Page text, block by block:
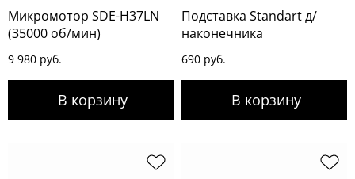
Микромотор SDE-H37LN
(35000 об/мин)
9 980 руб.
Подставка Standart д/
наконечника
690 руб.